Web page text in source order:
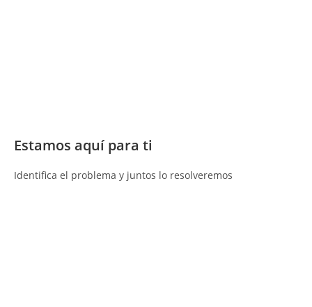
Estamos aquí para ti
Identifica el problema y juntos lo resolveremos